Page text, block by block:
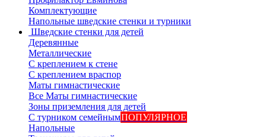
Комплектующие
Напольные шведские стенки и турники
Шведские стенки для детей
Деревянные
Металлические
С креплением к стене
С креплением враспор
Маты гимнастические
Все Маты гимнастические
Зоны приземления для детей
С турником семейнымПОПУЛЯРНОЕ
Напольные